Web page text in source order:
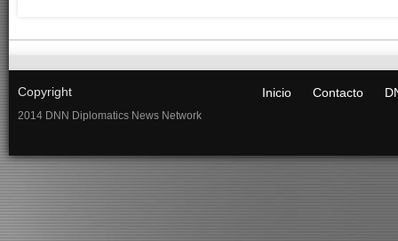
Copyright
2014 DNN Diplomatics News Network
Inicio Contacto